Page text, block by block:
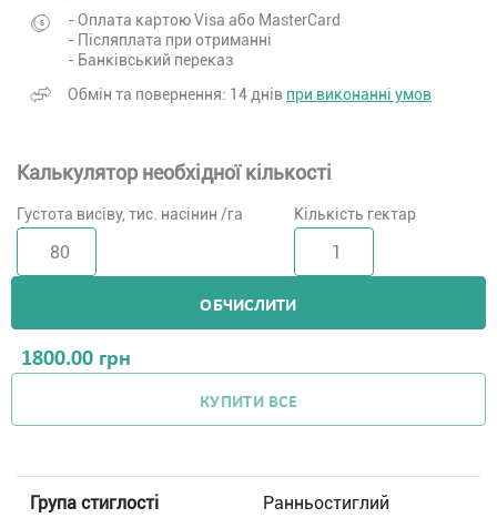
- Оплата картою Visa або MasterCard
- Післяплата при отриманні
- Банківський переказ
Обмін та повернення: 14 днів при виконанні умов
Калькулятор необхідної кількості
Густота висіву, тис. насінин /га Кількість гектар
ОБЧИСЛИТИ
1800.00 грн
КУПИТИ ВСЕ
Група стиглості Ранньостиглий